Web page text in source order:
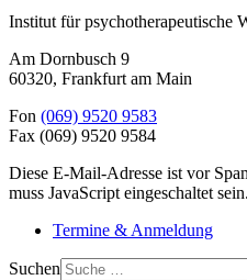
Institut für psychotherapeutische
Am Dornbusch 9
60320, Frankfurt am Main
Fon (069) 9520 9583
Fax (069) 9520 9584
Diese E-Mail-Adresse ist vor
muss JavaScript eingeschaltet sein.
Termine & Anmeldung
Suchen